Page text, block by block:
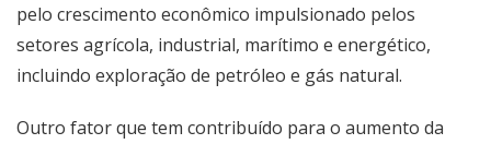
pelo crescimento econômico impulsionado pelos
setores agrícola, industrial, marítimo e energético,
incluindo exploração de petróleo e gás natural.
Outro fator que tem contribuído para o aumento da